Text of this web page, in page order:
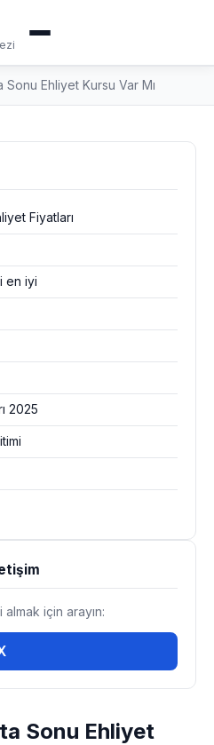
Ehliyet Kursu Var Mı
Sonu Ehliyet
Fiyatları
en iyi
2025
için arayın: